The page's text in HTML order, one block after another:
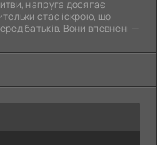
напруга досягає
стає іскрою, що
батьків. Вони впевнені —